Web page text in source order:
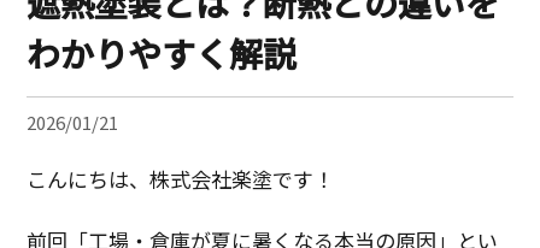
わかりやすく解説
2026/01/21
こんにちは、株式会社楽塗です！
前回「工場・倉庫が夏に暑くなる本当の原因」とい